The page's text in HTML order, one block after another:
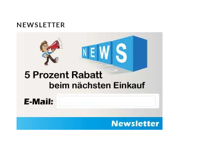
NEWSLETTER